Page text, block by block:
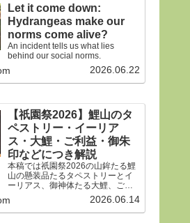
Let it come down:
Hydrangeas make our
norms come alive?
An incident tells us what lies
behind our social norms.
2026.06.22
【祇園祭2026】鯉山のタ
ペストリー・イーリア
ス・大鯉・ご利益・御朱
印などにつき解説
本稿では祇園祭2026の山鉾たる鯉
山の懸装品たるタペストリーとイ
ーリアス、御神体たる大鯉、ご利
益、御朱印などにつき詳細に解説
申しあげます。合掌
2026.06.14